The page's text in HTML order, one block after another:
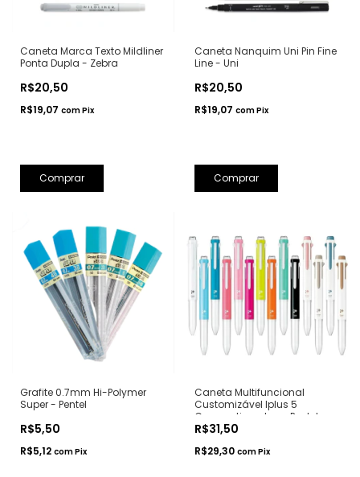
Caneta Marca Texto Mildliner
Ponta Dupla - Zebra
R$20,50
R$19,07 comPix
Comprar
Caneta Nanquim Uni Pin Fine
Line - Uni
R$20,50
R$19,07 comPix
Comprar
Grafite 0.7mm Hi-Polymer
Super - Pentel
R$5,50
R$5,12 comPix
Caneta Multifuncional
Customizável Iplus 5
Compartimentos - Pentel
R$31,50
R$29,30 comPix